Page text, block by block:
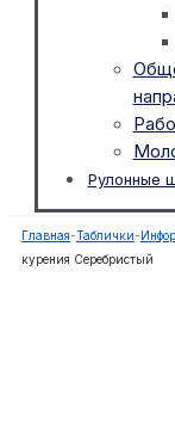
Рулонные
Главная-Таблички-
курения Серебристый